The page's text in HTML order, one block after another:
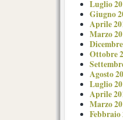
Luglio
Giugno
Aprile
Marzo
Ottobre
Agosto
Luglio
Aprile
Marzo
Febbraio